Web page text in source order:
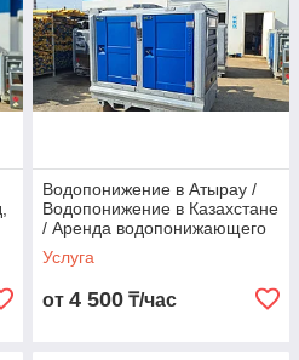
ассортимент
Водопонижение в Атырау /
Водопонижение в Казахстане
/ Аренда водопонижающего
оборудования
Услуга
от 4 500 ₸/час